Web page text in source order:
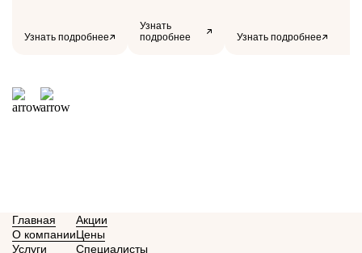
Узнать подробнее
Узнать
подробнее
Узнать подробнее
Главная
О компании
Услуги
Акции
Цены
Специалисты